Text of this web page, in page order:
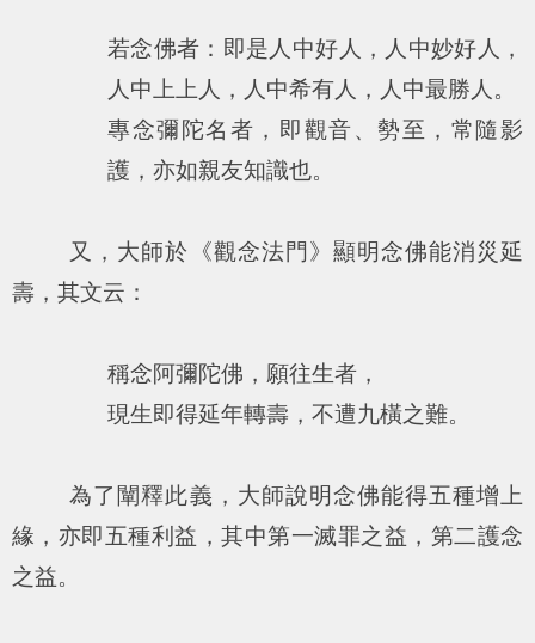
若念佛者：即是人中好人，人中妙好人，
人中上上人，人中希有人，人中最勝人。
專念彌陀名者，即觀音、勢至，常隨影
護，亦如親友知識也。
又，大師於《觀念法門》顯明念佛能消災延
壽，其文云：
稱念阿彌陀佛，願往生者，
現生即得延年轉壽，不遭九橫之難。
為了闡釋此義，大師說明念佛能得五種增上
緣，亦即五種利益，其中第一滅罪之益，第二護念
之益。